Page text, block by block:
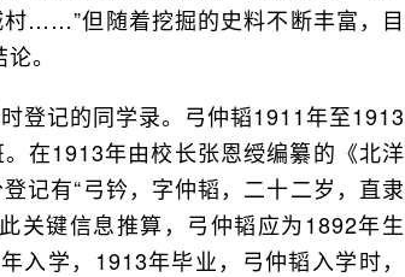
……”但随着挖掘的史料不断丰富，目
。
登记的同学录。弓仲韬1911年至1913
在1913年由校长张恩绶编纂的《北洋
记有“弓钤，字仲韬，二十二岁，直隶
关键信息推算，弓仲韬应为1892年生
入学，1913年毕业，弓仲韬入学时，